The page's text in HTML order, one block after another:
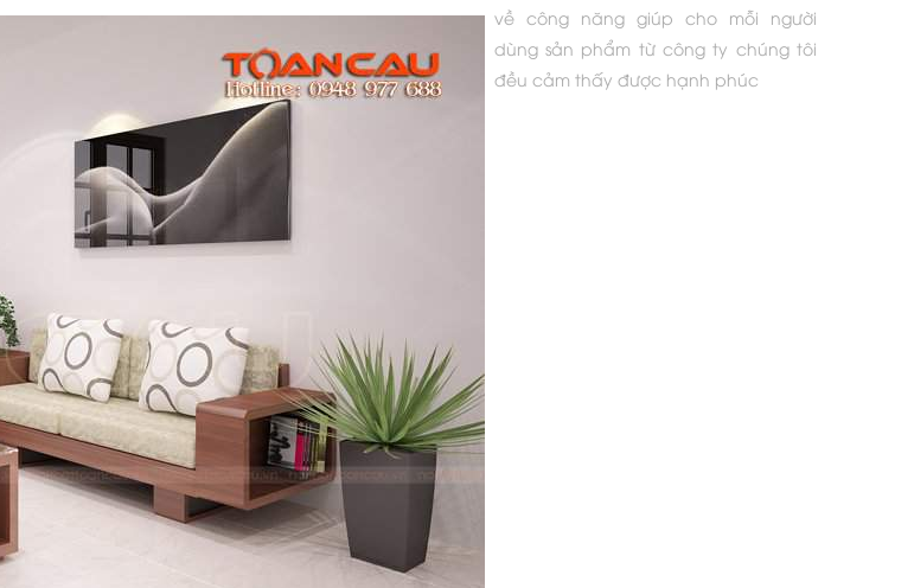
về công năng giúp cho mỗi người
dùng sản phẩm từ công ty chúng tôi
đều cảm thấy được hạnh phúc